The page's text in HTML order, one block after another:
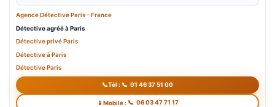
Agence Détective Paris – France
Détective agréé à Paris
DétectiveprivéParis
Détective à Paris
Détective Paris
Tél : 01 46 37 51 00
Mobile : 06 03 47 71 17